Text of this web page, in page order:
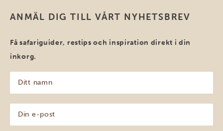
ANMÄL DIG TILL VÅRT NYHETSBREV
Få safariguider, restips och inspiration direkt i din
inkorg.
namn
(Obligatoriskt)
post